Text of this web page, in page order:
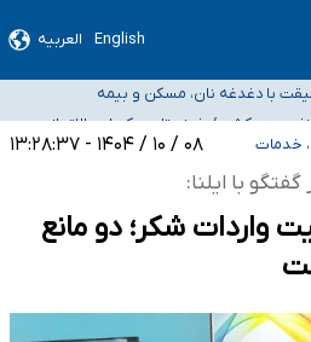
English العربیه
فرماندهی صحنه عملیات و دکترای تخصصی
با دغدغه نان، مسکن و بیمه
عفونت‌های تنفسی در کشور/ خوزستان و
هشداراست/ از رئیس جمهور خواستیم ورود کند
ایرانی امارات در کشور/ درباره محصلان
جدید تصمیم‌گیری می‌شود
، خدمات ۰۸ / ۱۰ / ۱۴۰۴ - ۱۳:۲۸:۳۷
با ایلنا:
واردات شکر؛ دو مانع